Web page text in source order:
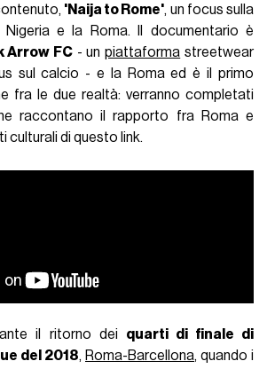
'Naija to Rome', un focus sulla
e la Roma. Il documentario è
Arrow FC - unpiattaforma streetwear
sul calcio - e la Roma ed è il primo
fra le due realtà: verranno completati
raccontano il rapporto fra Roma e
culturali di questo link.
il ritorno dei quarti di finale di
del 2018, Roma-Barcellona, quando i